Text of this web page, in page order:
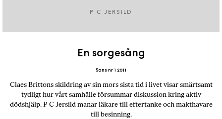
P C JERSILD
En sorgesång
Sans nr 1 2011
Claes Brittons skildring av sin mors sista tid i livet visar smärtsamt
tydligt hur vårt samhälle försummar diskussion kring aktiv
dödshjälp. P C Jersild manar läkare till eftertanke och makthavare
till besinning.